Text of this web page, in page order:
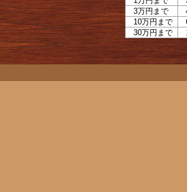
3万円まで
10万円まで
30万円まで